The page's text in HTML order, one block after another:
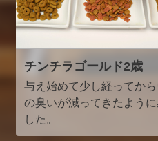
チンチラゴールド2歳
与え始めて少し経ってか
の臭いが減ってきたように
した。